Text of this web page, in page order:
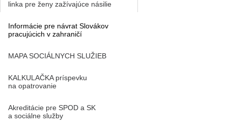
linka pre ženy zažívajúce násilie
Informácie pre návrat Slovákov
pracujúcich v zahraničí
MAPA SOCIÁLNYCH SLUŽIEB
KALKULAČKA príspevku
na opatrovanie
Akreditácie pre SPOD a SK
a sociálne služby